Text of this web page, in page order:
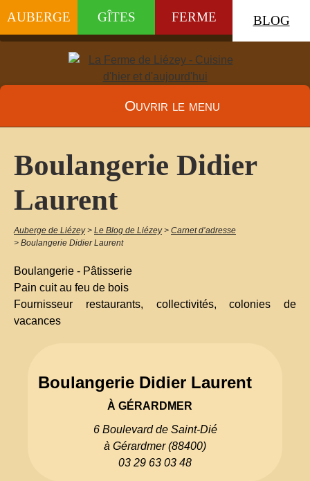
AUBERGE GÎTES FERME BLOG
Ouvrir le menu
Boulangerie Didier
Laurent
Auberge de Liézey > Le Blog de Liézey > Carnet d’adresse
> Boulangerie Didier Laurent
Boulangerie - Pâtisserie
Pain cuit au feu de bois
Fournisseur restaurants, collectivités, colonies de
vacances
Boulangerie Didier Laurent
À GÉRARDMER
6 Boulevard de Saint-Dié
à Gérardmer (88400)
03 29 63 03 48